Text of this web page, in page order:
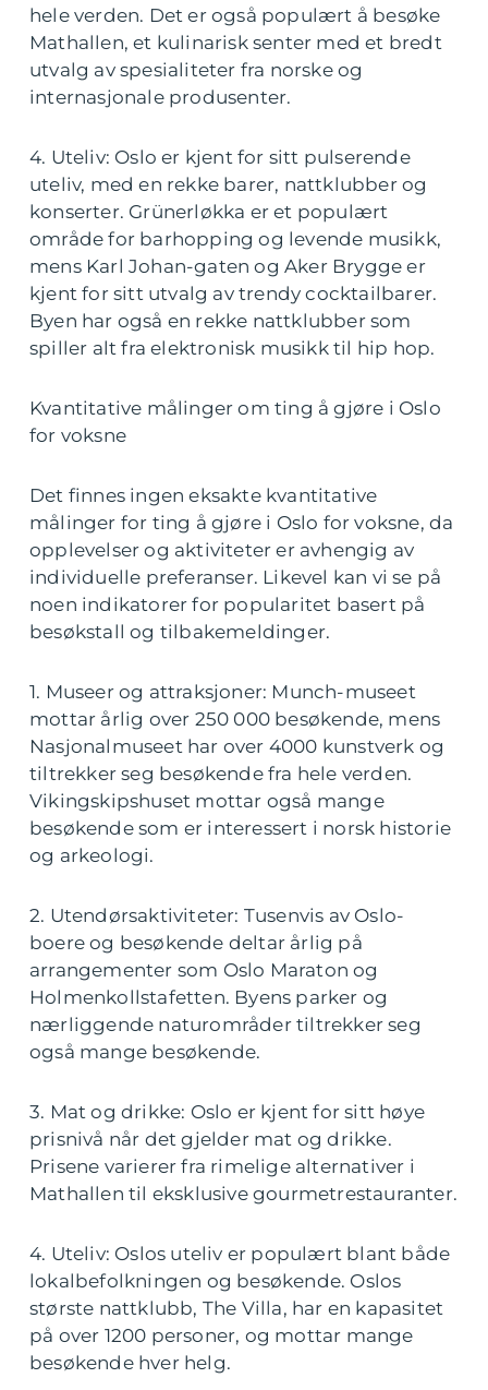
hele verden. Det er også populært å besøke
Mathallen, et kulinarisk senter med et bredt
utvalg av spesialiteter fra norske og
internasjonale produsenter.
4. Uteliv: Oslo er kjent for sitt pulserende
uteliv, med en rekke barer, nattklubber og
konserter. Grünerløkka er et populært
område for barhopping og levende musikk,
mens Karl Johan-gaten og Aker Brygge er
kjent for sitt utvalg av trendy cocktailbarer.
Byen har også en rekke nattklubber som
spiller alt fra elektronisk musikk til hip hop.
Kvantitative målinger om ting å gjøre i Oslo
for voksne
Det finnes ingen eksakte kvantitative
målinger for ting å gjøre i Oslo for voksne, da
opplevelser og aktiviteter er avhengig av
individuelle preferanser. Likevel kan vi se på
noen indikatorer for popularitet basert på
besøkstall og tilbakemeldinger.
1. Museer og attraksjoner: Munch-museet
mottar årlig over 250 000 besøkende, mens
Nasjonalmuseet har over 4000 kunstverk og
tiltrekker seg besøkende fra hele verden.
Vikingskipshuset mottar også mange
besøkende som er interessert i norsk historie
og arkeologi.
2. Utendørsaktiviteter: Tusenvis av Oslo-
boere og besøkende deltar årlig på
arrangementer som Oslo Maraton og
Holmenkollstafetten. Byens parker og
nærliggende naturområder tiltrekker seg
også mange besøkende.
3. Mat og drikke: Oslo er kjent for sitt høye
prisnivå når det gjelder mat og drikke.
Prisene varierer fra rimelige alternativer i
Mathallen til eksklusive gourmetrestauranter.
4. Uteliv: Oslos uteliv er populært blant både
lokalbefolkningen og besøkende. Oslos
største nattklubb, The Villa, har en kapasitet
på over 1200 personer, og mottar mange
besøkende hver helg.